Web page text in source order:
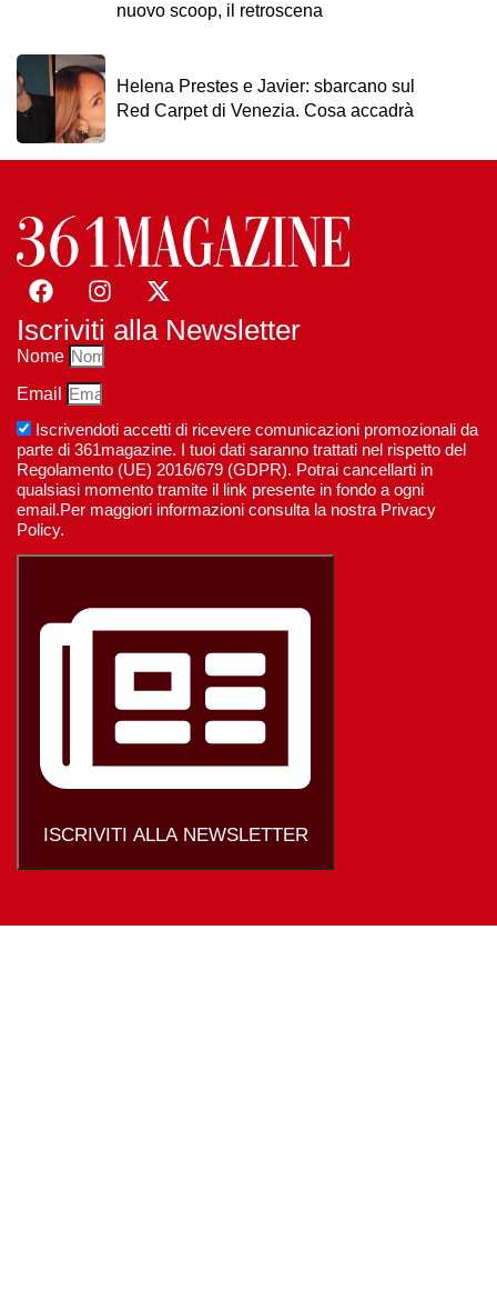
nuovo scoop, il retroscena
Helena Prestes e Javier: sbarcano sul
Red Carpet di Venezia. Cosa accadrà
Iscriviti alla Newsletter
Nome
Email
Iscrivendoti accetti di ricevere comunicazioni promozionali da
parte di 361magazine. I tuoi dati saranno trattati nel rispetto del
Regolamento (UE) 2016/679 (GDPR). Potrai cancellarti in
qualsiasi momento tramite il link presente in fondo a ogni
email.Per maggiori informazioni consulta la nostra Privacy
Policy.
ISCRIVITI ALLA NEWSLETTER